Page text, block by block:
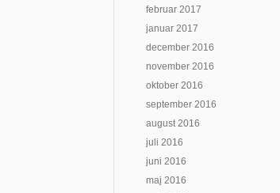
februar 2017
januar 2017
december 2016
november 2016
oktober 2016
september 2016
august 2016
juli 2016
juni 2016
maj 2016